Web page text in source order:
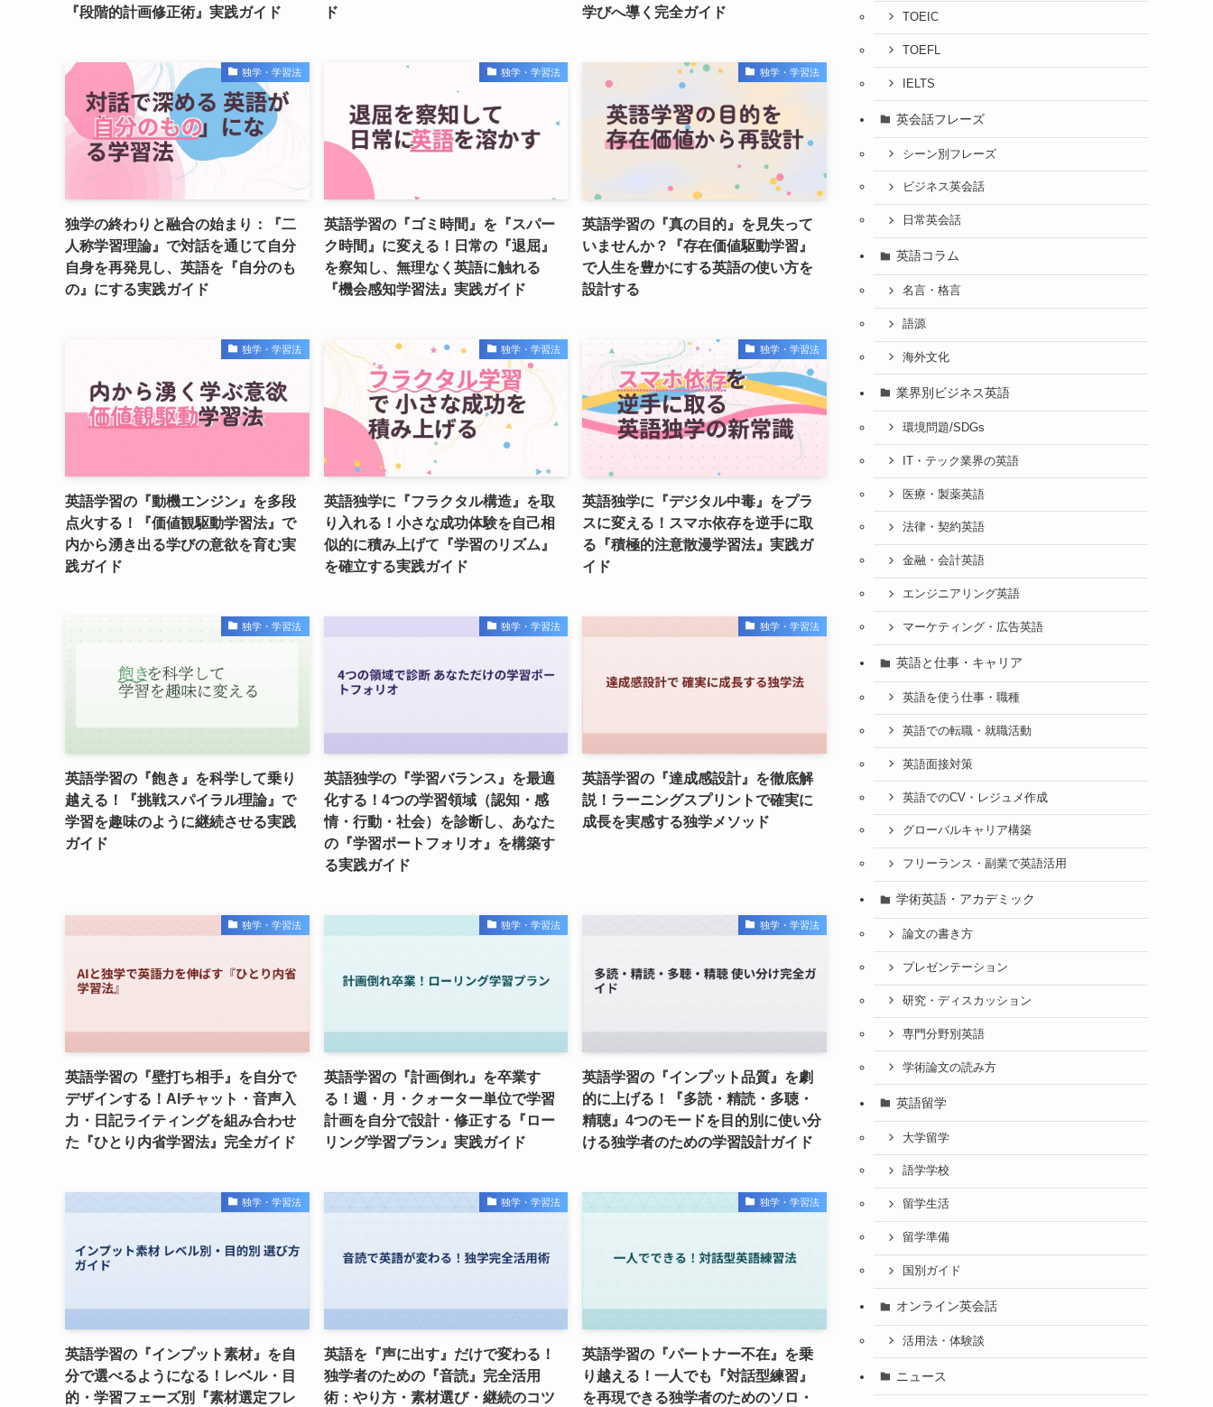
『段階的計画修正術』実践ガイド
ド
学びへ導く完全ガイド
独学・学習法
独学の終わりと融合の始まり：『二
人称学習理論』で対話を通じて自分
自身を再発見し、英語を『自分のも
の』にする実践ガイド
独学・学習法
英語学習の『ゴミ時間』を『スパー
ク時間』に変える！日常の『退屈』
を察知し、無理なく英語に触れる
『機会感知学習法』実践ガイド
独学・学習法
英語学習の『真の目的』を見失って
いませんか？『存在価値駆動学習』
で人生を豊かにする英語の使い方を
設計する
独学・学習法
英語学習の『動機エンジン』を多段
点火する！『価値観駆動学習法』で
内から湧き出る学びの意欲を育む実
践ガイド
独学・学習法
英語独学に『フラクタル構造』を取
り入れる！小さな成功体験を自己相
似的に積み上げて『学習のリズム』
を確立する実践ガイド
独学・学習法
英語独学に『デジタル中毒』をプラ
スに変える！スマホ依存を逆手に取
る『積極的注意散漫学習法』実践ガ
イド
独学・学習法
英語学習の『飽き』を科学して乗り
越える！『挑戦スパイラル理論』で
学習を趣味のように継続させる実践
ガイド
独学・学習法
英語独学の『学習バランス』を最適
化する！4つの学習領域（認知・感
情・行動・社会）を診断し、あなた
の『学習ポートフォリオ』を構築す
る実践ガイド
独学・学習法
英語学習の『達成感設計』を徹底解
説！ラーニングスプリントで確実に
成長を実感する独学メソッド
独学・学習法
英語学習の『壁打ち相手』を自分で
デザインする！AIチャット・音声入
力・日記ライティングを組み合わせ
た『ひとり内省学習法』完全ガイド
独学・学習法
英語学習の『計画倒れ』を卒業す
る！週・月・クォーター単位で学習
計画を自分で設計・修正する『ロー
リング学習プラン』実践ガイド
独学・学習法
英語学習の『インプット品質』を劇
的に上げる！『多読・精読・多聴・
精聴』4つのモードを目的別に使い分
ける独学者のための学習設計ガイド
独学・学習法
英語学習の『インプット素材』を自
分で選べるようになる！レベル・目
的・学習フェーズ別『素材選定フレ
独学・学習法
英語を『声に出す』だけで変わる！
独学者のための『音読』完全活用
術：やり方・素材選び・継続のコツ
独学・学習法
英語学習の『パートナー不在』を乗
り越える！一人でも『対話型練習』
を再現できる独学者のためのソロ・
TOEIC
TOEFL
IELTS
英会話フレーズ
シーン別フレーズ
ビジネス英会話
日常英会話
英語コラム
名言・格言
語源
海外文化
業界別ビジネス英語
環境問題/SDGs
IT・テック業界の英語
医療・製薬英語
法律・契約英語
金融・会計英語
エンジニアリング英語
マーケティング・広告英語
英語と仕事・キャリア
英語を使う仕事・職種
英語での転職・就職活動
英語面接対策
英語でのCV・レジュメ作成
グローバルキャリア構築
フリーランス・副業で英語活用
学術英語・アカデミック
論文の書き方
プレゼンテーション
研究・ディスカッション
専門分野別英語
学術論文の読み方
英語留学
大学留学
語学学校
留学生活
留学準備
国別ガイド
オンライン英会話
活用法・体験談
ニュース